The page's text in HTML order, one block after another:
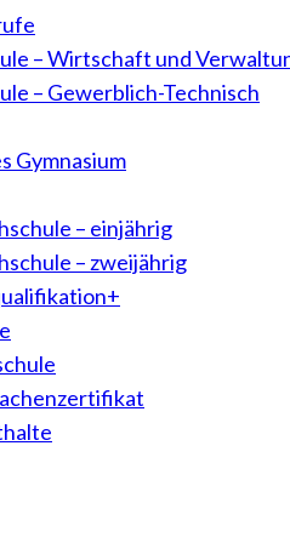
– Wirtschaft und
– Gewerblich-Technisch
Gymnasium
– einjährig
– zweijährig